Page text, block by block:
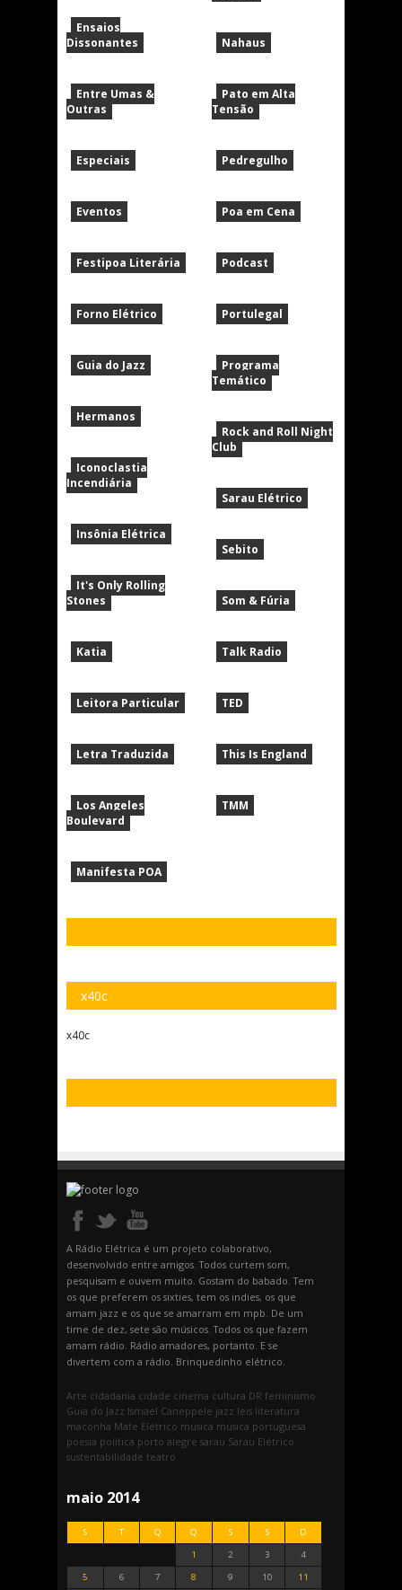
Ensaios
Dissonantes
Entre Umas &
Outras
Especiais
Eventos
Festipoa Literária
Forno Elétrico
Guia do Jazz
Hermanos
Iconoclastia
Incendiária
Insônia Elétrica
It's Only Rolling
Stones
Katia
Leitora Particular
Letra Traduzida
Los Angeles
Boulevard
Manifesta POA
Nahaus
Pato em Alta
Tensão
Pedregulho
Poa em Cena
Podcast
Portulegal
Programa
Temático
Rock and Roll Night
Club
Sarau Elétrico
Sebito
Som & Fúria
Talk Radio
TED
This Is England
TMM
x40c
x40c
A Rádio Elétrica é um projeto colaborativo,
desenvolvido entre amigos. Todos curtem som,
pesquisam e ouvem muito. Gostam do babado. Tem
os que preferem os sixties, tem os indies, os que
amam jazz e os que se amarram em mpb. De um
time de dez, sete são músicos. Todos os que fazem
amam rádio. Rádio amadores, portanto. E se
divertem com a rádio. Brinquedinho elétrico.
Arte cidadania cidade cinema cultura DR feminismo
Guia do Jazz Ismael Caneppele jazz leis literatura
maconha Mate Elétrico música música portuguesa
poesia política porto alegre sarau Sarau Elétrico
sustentabilidade teatro
maio 2014
S T Q Q S S
D
1
2 3
4
5
6 7 8 9 10 11